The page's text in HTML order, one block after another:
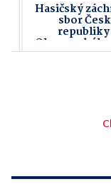
Hasičský
sbor
republiky
Olomouckého